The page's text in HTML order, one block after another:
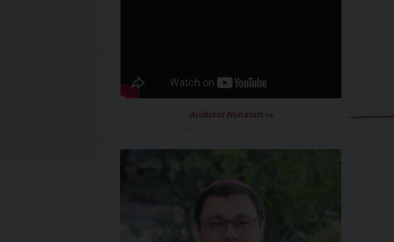
Archivio Notiziari >>